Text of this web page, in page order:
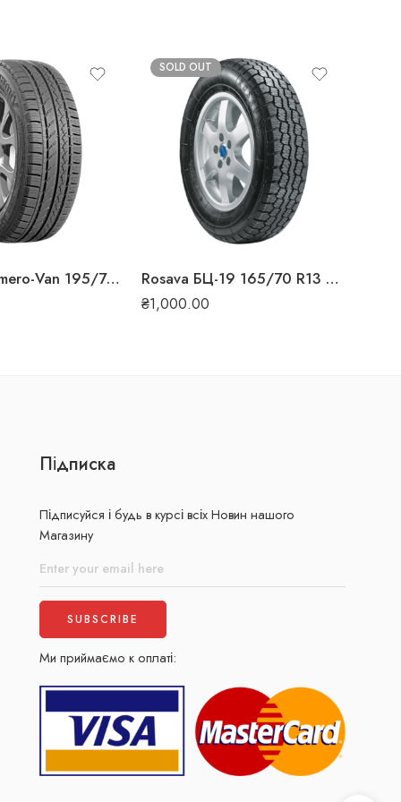
Premiorri Vimero-Van 195/75 R16C 107/105 R всесезонна шина
SOLD OUT
Rosava БЦ-19 165/70 R13 79T всесезонна шина
₴1,000.00
Підписка
Підписуйся і будь в курсі всіх Новин нашого
Магазину
Ми приймаємо к оплаті: